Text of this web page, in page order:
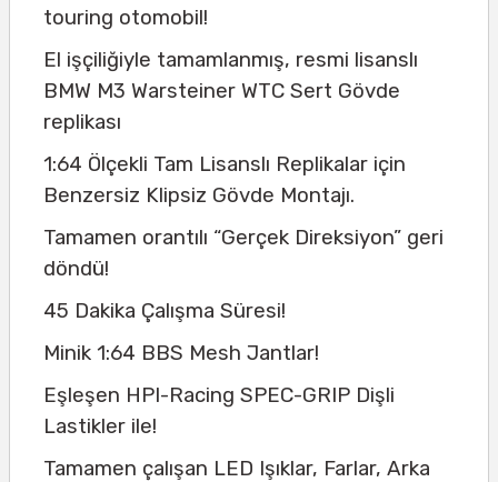
touring otomobil!
El işçiliğiyle tamamlanmış, resmi lisanslı
BMW M3 Warsteiner WTC Sert Gövde
replikası
1:64 Ölçekli Tam Lisanslı Replikalar için
Benzersiz Klipsiz Gövde Montajı.
Tamamen orantılı “Gerçek Direksiyon” geri
döndü!
45 Dakika Çalışma Süresi!
Minik 1:64 BBS Mesh Jantlar!
Eşleşen HPI-Racing SPEC-GRIP Dişli
Lastikler ile!
Tamamen çalışan LED Işıklar, Farlar, Arka